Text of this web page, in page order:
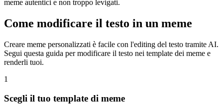
meme autentici e non troppo levigati.
Come modificare il testo in un meme
Creare meme personalizzati è facile con l'editing del testo tramite AI.
Segui questa guida per modificare il testo nei template dei meme e
renderli tuoi.
1
Scegli il tuo template di meme